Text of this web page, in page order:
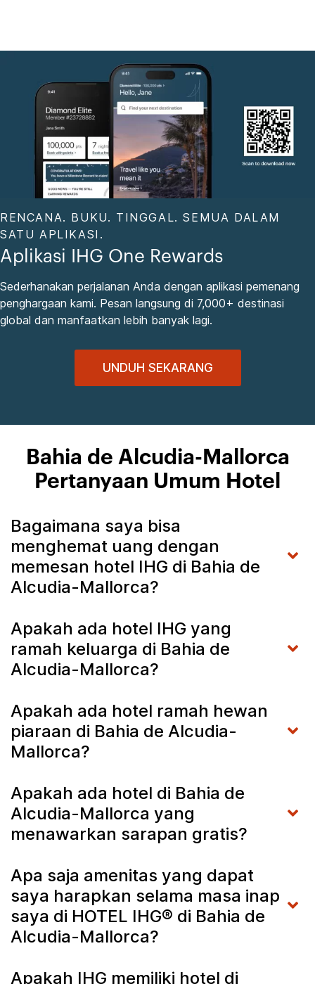
RENCANA. BUKU. TINGGAL. SEMUA DALAM
SATU APLIKASI.
Aplikasi IHG One Rewards
Sederhanakan perjalanan Anda dengan aplikasi pemenang
penghargaan kami. Pesan langsung di 7,000+ destinasi
global dan manfaatkan lebih banyak lagi.
UNDUH SEKARANG
Bahia de Alcudia-Mallorca
Pertanyaan Umum Hotel
Bagaimana saya bisa
menghemat uang dengan
memesan hotel IHG di Bahia de
Alcudia-Mallorca?
Apakah ada hotel IHG yang
ramah keluarga di Bahia de
Alcudia-Mallorca?
Apakah ada hotel ramah hewan
piaraan di Bahia de Alcudia-
Mallorca?
Apakah ada hotel di Bahia de
Alcudia-Mallorca yang
menawarkan sarapan gratis?
Apa saja amenitas yang dapat
saya harapkan selama masa inap
saya di HOTEL IHG® di Bahia de
Alcudia-Mallorca?
Apakah IHG memiliki hotel di